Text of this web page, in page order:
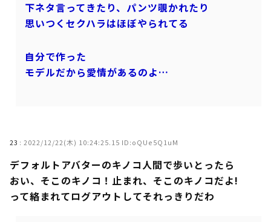
下ネタ言ってきたり、パンツ覗かれたり
思いつくセクハラはほぼやられてる
自分で作った
モデルだから愛情があるのよ…
23 : 2022/12/22(木) 10:24:25.15 ID:oQUe5Q1uM
デフォルトアバターのキノコ人間で歩いとったら
おい、そこのキノコ！止まれ、そこのキノコだよ!
って絡まれてログアウトしてそれっきりだわ